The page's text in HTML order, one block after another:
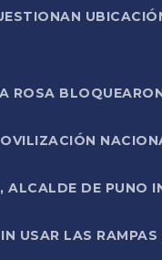
ALCALDE DE PUNO
USAR LAS